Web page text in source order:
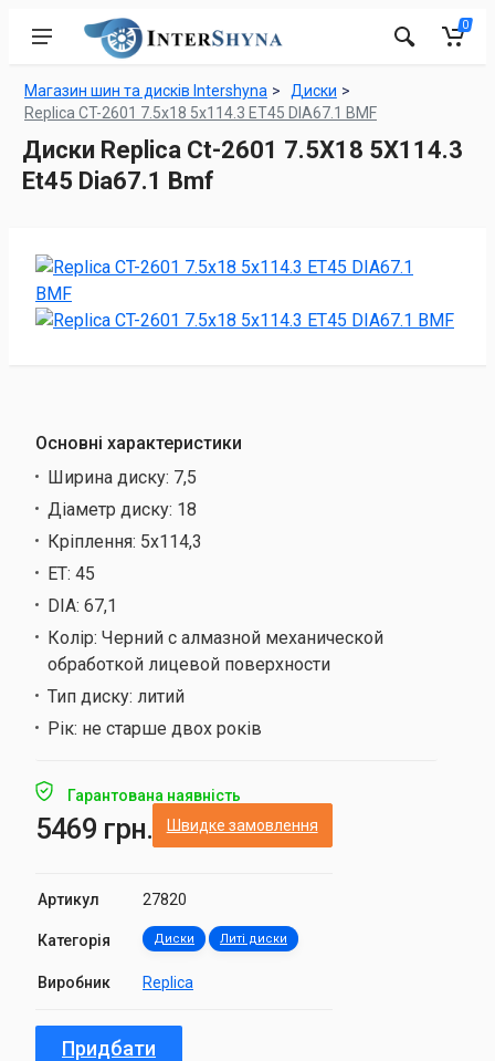
0
Магазин шин та дисків Intershyna
Диски
Replica CT-2601 7.5x18 5x114.3 ET45 DIA67.1 BMF
Диски Replica Ct-2601 7.5X18 5X114.3
Et45 Dia67.1 Bmf
Основні характеристики
Ширина диску: 7,5
Діаметр диску: 18
Кріплення: 5х114,3
ET: 45
DIA: 67,1
Колір: Черний с алмазной механической
обработкой лицевой поверхности
Тип диску: литий
Рік: не старше двох років
Гарантована наявність
5469 грн. Швидке замовлення
Артикул 27820
Категорія Диски Литі диски
Виробник Replica
Придбати